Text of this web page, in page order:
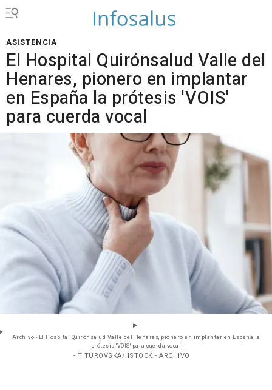
ASISTENCIA
El Hospital Quirónsalud Valle del
Henares, pionero en implantar
en España la prótesis 'VOIS'
para cuerda vocal
Archivo - El Hospital Quirónsalud Valle del Henares, pionero en implantar en España la
prótesis 'VOIS' para cuerda vocal
- T TUROVSKA/ ISTOCK - ARCHIVO